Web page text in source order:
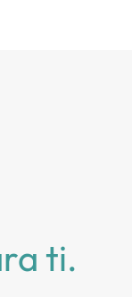
ti.